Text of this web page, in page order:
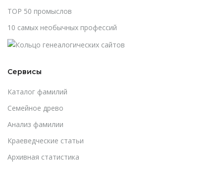
TOP 50 промыслов
10 самых необычных профессий
Сервисы
Каталог фамилий
Cемейное древо
Анализ фамилии
Краеведческие статьи
Архивная статистика